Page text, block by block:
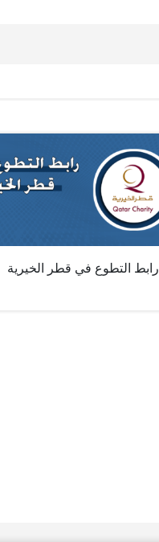
رابط التطوع في قطر الخيرية